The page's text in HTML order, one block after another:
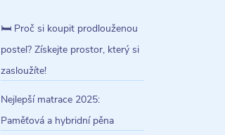
🛏️ Proč si koupit prodlouženou
postel? Získejte prostor, který si
zasloužíte!
Nejlepší matrace 2025:
Paměťová a hybridní pěna